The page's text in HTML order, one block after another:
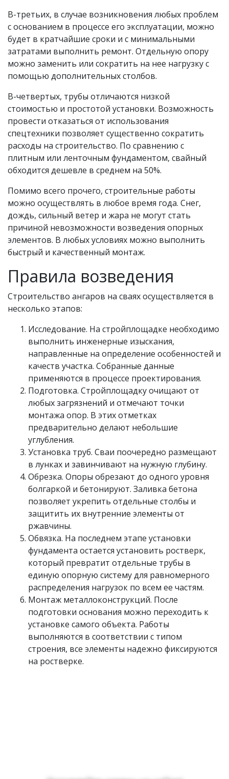
В-третьих, в случае возникновения любых проблем
с основанием в процессе его эксплуатации, можно
будет в кратчайшие сроки и с минимальными
затратами выполнить ремонт. Отдельную опору
можно заменить или сократить на нее нагрузку с
помощью дополнительных столбов.
В-четвертых, трубы отличаются низкой
стоимостью и простотой установки. Возможность
провести отказаться от использования
спецтехники позволяет существенно сократить
расходы на строительство. По сравнению с
плитным или ленточным фундаментом, свайный
обходится дешевле в среднем на 50%.
Помимо всего прочего, строительные работы
можно осуществлять в любое время года. Снег,
дождь, сильный ветер и жара не могут стать
причиной невозможности возведения опорных
элементов. В любых условиях можно выполнить
быстрый и качественный монтаж.
Правила возведения
Строительство ангаров на сваях осуществляется в
несколько этапов:
Исследование. На стройплощадке необходимо
выполнить инженерные изыскания,
направленные на определение особенностей и
качеств участка. Собранные данные
применяются в процессе проектирования.
Подготовка. Стройплощадку очищают от
любых загрязнений и отмечают точки
монтажа опор. В этих отметках
предварительно делают небольшие
углубления.
Установка труб. Сваи поочередно размещают
в лунках и завинчивают на нужную глубину.
Обрезка. Опоры обрезают до одного уровня
болгаркой и бетонируют. Заливка бетона
позволяет укрепить отдельные столбы и
защитить их внутренние элементы от
ржавчины.
Обвязка. На последнем этапе установки
фундамента остается установить ростверк,
который превратит отдельные трубы в
единую опорную систему для равномерного
распределения нагрузок по всем ее частям.
Монтаж металлоконструкций. После
подготовки основания можно переходить к
установке самого объекта. Работы
выполняются в соответствии с типом
строения, все элементы надежно фиксируются
на ростверке.